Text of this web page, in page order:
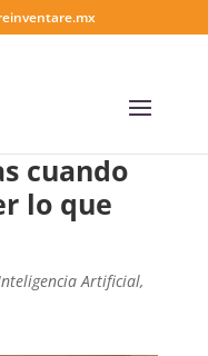
cuando
lo que
Artificial,